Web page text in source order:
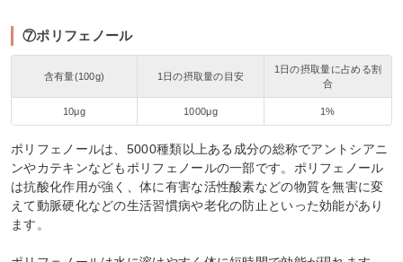
⑦ポリフェノール
含有量(100g) 1日の摂取量の目安
1日の摂取量に占める割
合
10μg 1000μg 1%
ポリフェノールは、5000種類以上ある成分の総称でアントシアニ
ンやカテキンなどもポリフェノールの一部です。ポリフェノール
は抗酸化作用が強く、体に有害な活性酸素などの物質を無害に変
えて動脈硬化などの生活習慣病や老化の防止といった効能があり
ます。